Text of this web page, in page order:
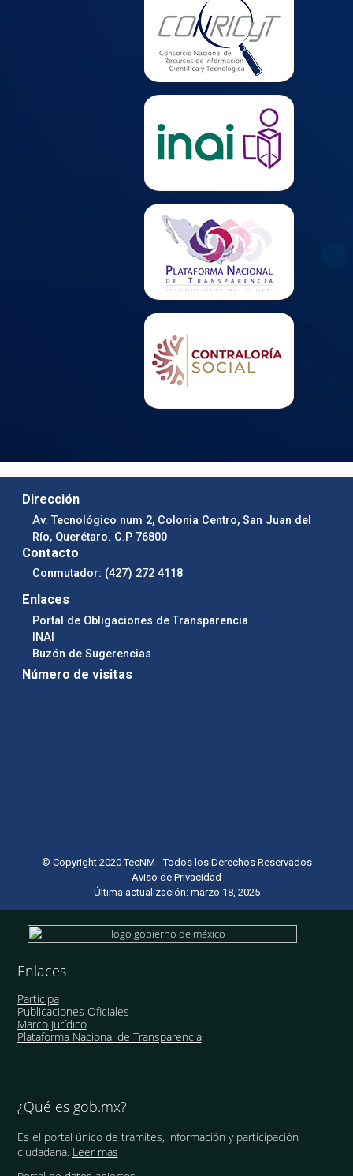
Dirección
Av. Tecnológico num 2, Colonia Centro, San Juan del
Río, Querétaro. C.P 76800
Contacto
Conmutador: (427) 272 4118
Enlaces
Portal de Obligaciones de Transparencia
INAI
Buzón de Sugerencias
Número de visitas
© Copyright 2020 TecNM - Todos los Derechos Reservados
Aviso de Privacidad
Última actualización: marzo 18, 2025
Enlaces
Participa
Publicaciones Oficiales
Marco Jurídico
Plataforma Nacional de Transparencia
¿Qué es gob.mx?
Es el portal único de trámites, información y participación
ciudadana. Leer más